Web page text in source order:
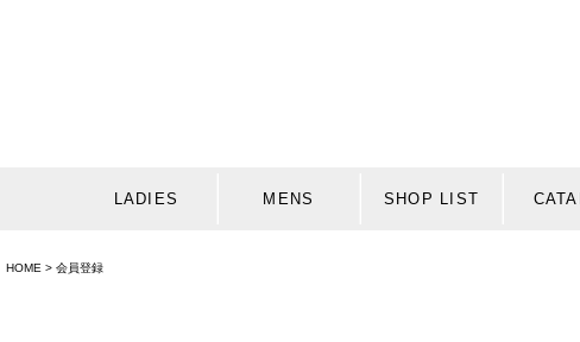
LADIES MENS SHOP LIST
HOME 会員登録